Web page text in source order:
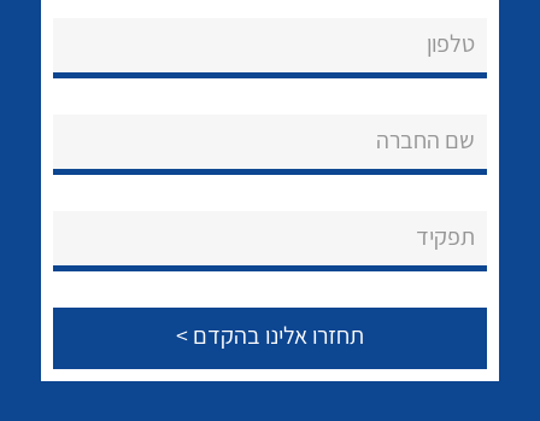
שירותי תמיכה
לכל מוצרי היצרן לכל מוצרי היצרן
טלפון
שם החברה
תפקיד